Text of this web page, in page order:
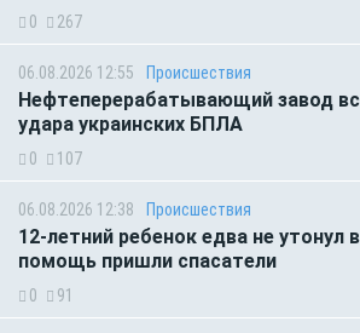
0 267
06.08.2026 12:55 Происшествия
Нефтеперерабатывающий завод
удара украинских БПЛА
0 107
06.08.2026 12:38 Происшествия
12-летний ребенок едва не утонул
помощь пришли спасатели
0 91